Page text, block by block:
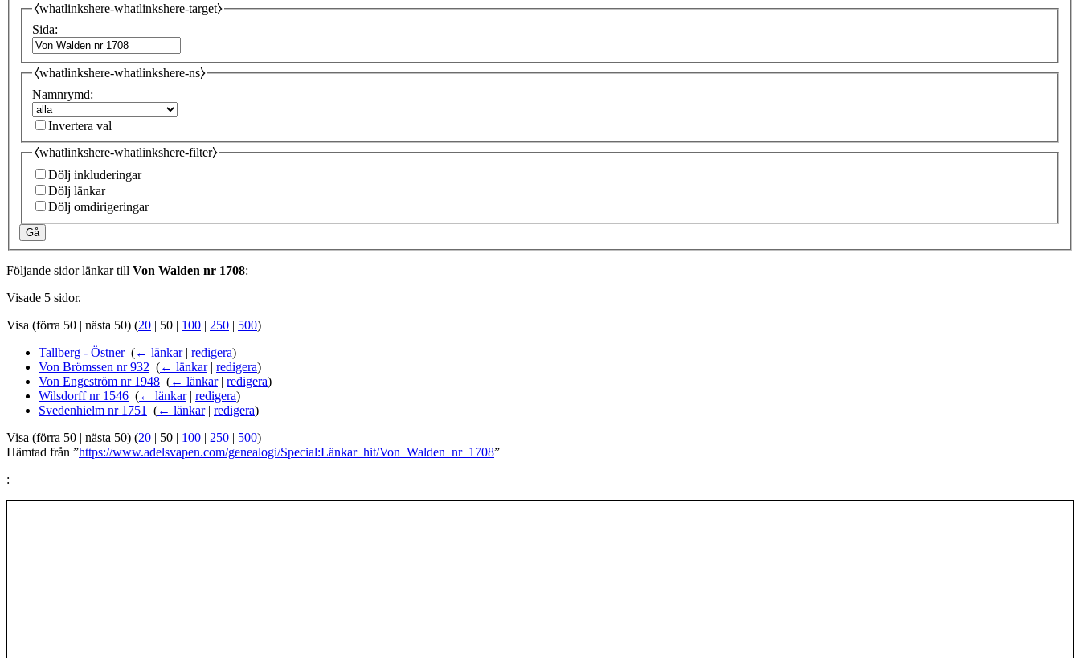
⧼whatlinkshere-whatlinkshere-target⧽
Sida:
⧼whatlinkshere-whatlinkshere-ns⧽
Namnrymd:
Invertera val
⧼whatlinkshere-whatlinkshere-filter⧽
Dölj inkluderingar
Dölj länkar
Dölj omdirigeringar
Gå
Följande sidor länkar till Von Walden nr 1708:
Visade 5 sidor.
Visa (förra 50 | nästa 50) (20 | 50 | 100 | 250 | 500)
Tallberg - Östner‎ (← länkar| redigera)
Von Brömssen nr 932 (← länkar| redigera)
Von Engeström nr 1948 (← länkar| redigera)
Wilsdorff nr 1546 (← länkar| redigera)
Svedenhielm nr 1751 (← länkar| redigera)
Visa (förra 50 | nästa 50) (20 | 50 | 100 | 250 | 500)
Hämtad från ”https://www.adelsvapen.com/genealogi/Special:Länkar_hit/Von_Walden_nr_1708”
: